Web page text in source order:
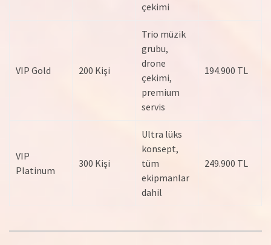
çekimi
VIP Gold 200 Kişi
Trio müzik
grubu,
drone
çekimi,
premium
servis
194.900 TL
VIP
Platinum
300 Kişi
Ultra lüks
konsept,
tüm
ekipmanlar
dahil
249.900 TL